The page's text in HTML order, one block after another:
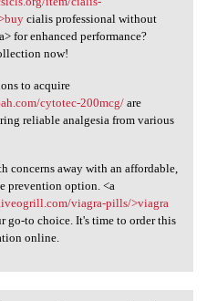
cialis professional without
for enhanced performance?
now!
to acquire
cytotec-200mcg/are
reliable analgesia from various
concerns away with an affordable,
prevention option. <a
viagra-pills/>viagra
go-to choice. It's time to order this
online.